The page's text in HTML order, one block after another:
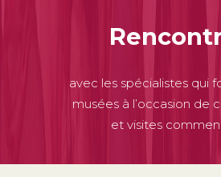
avec les spécialistes qui
musées à l’occasion de
et visites